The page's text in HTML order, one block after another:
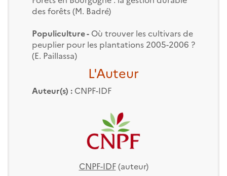
des forêts (M. Badré)
Populiculture -Où trouver les cultivars de
peuplier pour les plantations 2005-2006 ?
(E. Paillassa)
L'Auteur
Auteur(s) : CNPF-IDF
CNPF-IDF(auteur)